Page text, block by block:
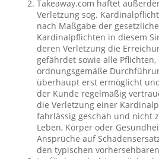
Takeaway.com haftet
Verletzung sog.
nach Maßgabe der
Kardinalpflichten in diesem
deren Verletzung die
gefährdet sowie alle
ordnungsgemäße
überhaupt erst ermöglicht
der Kunde regelmäßig
die Verletzung einer
fahrlässig geschah und nicht
Leben, Körper oder
Ansprüche auf
den typischen